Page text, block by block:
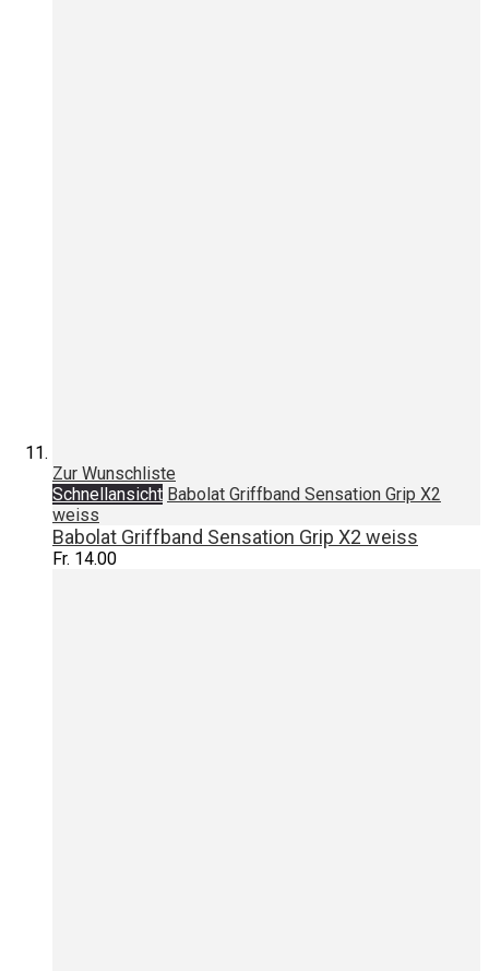
Zur Wunschliste
Schnellansicht Babolat Griffband Sensation Grip X2
weiss
Babolat Griffband Sensation Grip X2 weiss
Fr. 14.00